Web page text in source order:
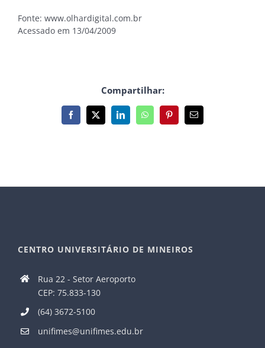
Fonte: www.olhardigital.com.br
Acessado em 13/04/2009
Compartilhar:
Facebook
X LinkedInWhatsAppPinterest
E-
mail
CENTRO UNIVERSITÁRIO DE MINEIROS
Rua 22 - Setor Aeroporto
CEP: 75.833-130
(64) 3672-5100
unifimes@unifimes.edu.br